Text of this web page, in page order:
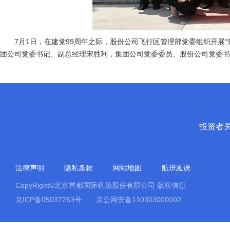
7月1日，在建党99周年之际，股份公司飞行区管理部党委组织开
团公司党委书记、副总经理宋胜利，集团公司党委委员、股份公司党委
投资者
法律声明 隐私条款 网站地图 航班延误
CopyRight©北京首都国际机场股份有限公司 版权信息
京ICP备05037263号
京公网安备110303000002